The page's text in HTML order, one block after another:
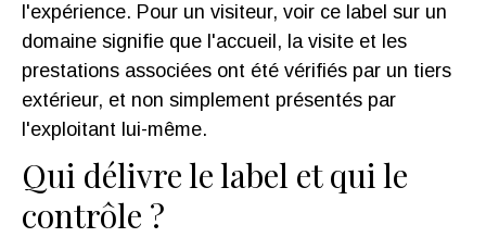
l'expérience. Pour un visiteur, voir ce label sur un
domaine signifie que l'accueil, la visite et les
prestations associées ont été vérifiés par un tiers
extérieur, et non simplement présentés par
l'exploitant lui-même.
Qui délivre le label et qui le
contrôle ?